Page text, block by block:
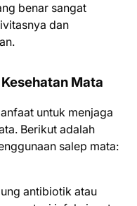
benar sangat
dan
Mata
untuk menjaga
Berikut adalah
salep mata:
antibiotik atau